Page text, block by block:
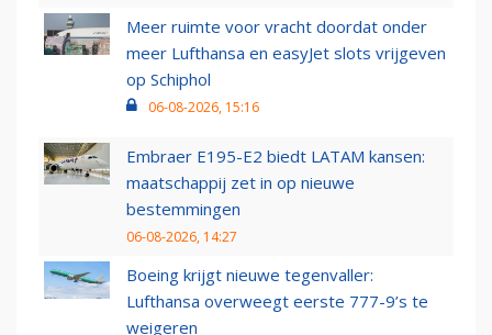
Meer ruimte voor vracht doordat onder
meer Lufthansa en easyJet slots vrijgeven
op Schiphol
06-08-2026, 15:16
Embraer E195-E2 biedt LATAM kansen:
maatschappij zet in op nieuwe
bestemmingen
06-08-2026, 14:27
Boeing krijgt nieuwe tegenvaller:
Lufthansa overweegt eerste 777-9’s te
weigeren